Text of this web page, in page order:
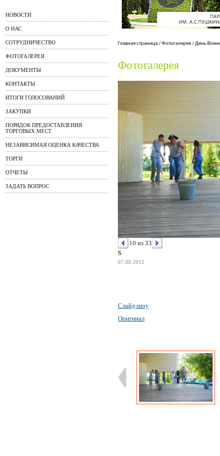
НОВОСТИ
О НАС
СОТРУДНИЧЕСТВО
ФОТОГАЛЕРЕЯ
ДОКУМЕНТЫ
КОНТАКТЫ
ИТОГИ ГОЛОСОВАНИЙ
ЗАКУПКИ
ПОРЯДОК ПРЕДОСТАВЛЕНИЯ
ТОРГОВЫХ МЕСТ
НЕЗАВИСИМАЯ ОЦЕНКА КАЧЕСТВА
ТОРГИ
ОТЧЕТЫ
ЗАДАТЬ ВОПРОС
Главная страница/Фотогалерея/День
Фотогалерея
10 из 33
S
07.08.2012
Слайд-шоу
Оригинал